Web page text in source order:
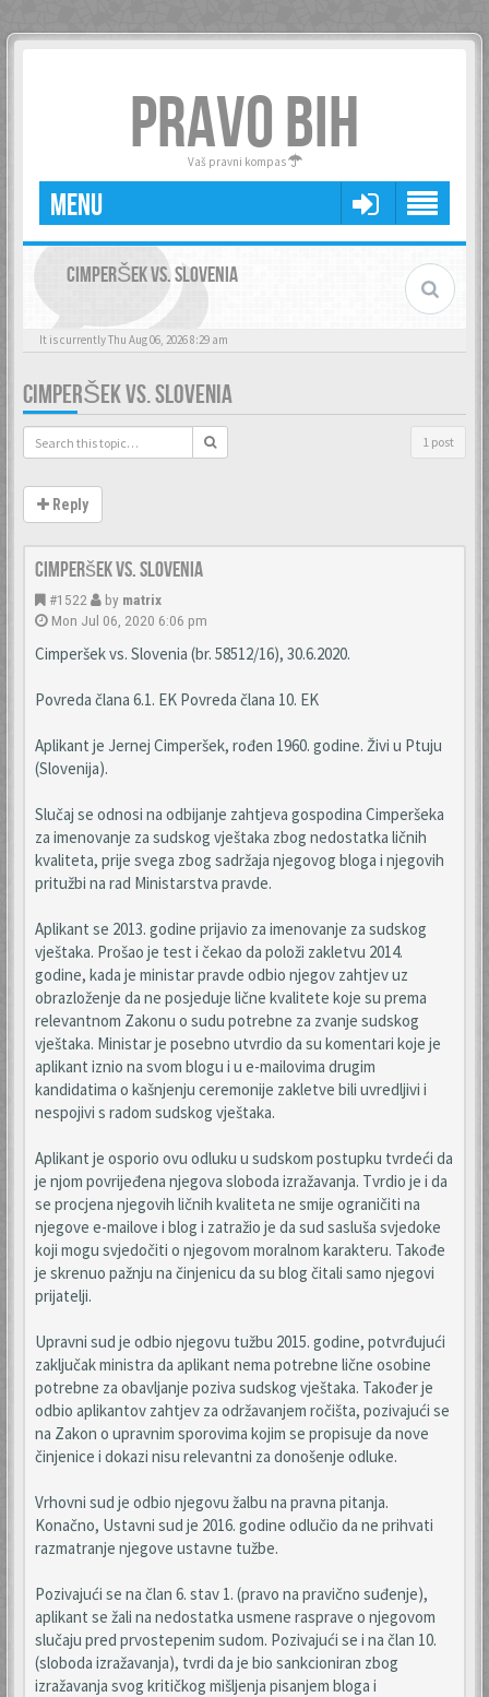
PRAVO BIH
Vaš pravni kompas
MENU
CIMPERŠEK VS. SLOVENIA
It is currently Thu Aug 06, 2026 8:29 am
CIMPERŠEK VS. SLOVENIA
1 post
Reply
Cimperšek vs. Slovenia
#1522 by matrix
Mon Jul 06, 2020 6:06 pm
Cimperšek vs. Slovenia (br. 58512/16), 30.6.2020.
Povreda člana 6.1. EK Povreda člana 10. EK
Aplikant je Jernej Cimperšek, rođen 1960. godine. Živi u Ptuju
(Slovenija).
Slučaj se odnosi na odbijanje zahtjeva gospodina Cimperšeka
za imenovanje za sudskog vještaka zbog nedostatka ličnih
kvaliteta, prije svega zbog sadržaja njegovog bloga i njegovih
pritužbi na rad Ministarstva pravde.
Aplikant se 2013. godine prijavio za imenovanje za sudskog
vještaka. Prošao je test i čekao da položi zakletvu 2014.
godine, kada je ministar pravde odbio njegov zahtjev uz
obrazloženje da ne posjeduje lične kvalitete koje su prema
relevantnom Zakonu o sudu potrebne za zvanje sudskog
vještaka. Ministar je posebno utvrdio da su komentari koje je
aplikant iznio na svom blogu i u e-mailovima drugim
kandidatima o kašnjenju ceremonije zakletve bili uvredljivi i
nespojivi s radom sudskog vještaka.
Aplikant je osporio ovu odluku u sudskom postupku tvrdeći da
je njom povrijeđena njegova sloboda izražavanja. Tvrdio je i da
se procjena njegovih ličnih kvaliteta ne smije ograničiti na
njegove e-mailove i blog i zatražio je da sud sasluša svjedoke
koji mogu svjedočiti o njegovom moralnom karakteru. Takođe
je skrenuo pažnju na činjenicu da su blog čitali samo njegovi
prijatelji.
Upravni sud je odbio njegovu tužbu 2015. godine, potvrđujući
zaključak ministra da aplikant nema potrebne lične osobine
potrebne za obavljanje poziva sudskog vještaka. Također je
odbio aplikantov zahtjev za održavanjem ročišta, pozivajući se
na Zakon o upravnim sporovima kojim se propisuje da nove
činjenice i dokazi nisu relevantni za donošenje odluke.
Vrhovni sud je odbio njegovu žalbu na pravna pitanja.
Konačno, Ustavni sud je 2016. godine odlučio da ne prihvati
razmatranje njegove ustavne tužbe.
Pozivajući se na član 6. stav 1. (pravo na pravično suđenje),
aplikant se žali na nedostatka usmene rasprave o njegovom
slučaju pred prvostepenim sudom. Pozivajući se i na član 10.
(sloboda izražavanja), tvrdi da je bio sankcioniran zbog
izražavanja svog kritičkog mišljenja pisanjem bloga i